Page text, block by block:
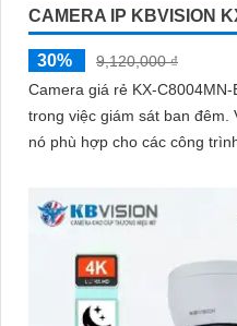
CAMERA IP KBVISION
30%
9,120,000 ₫
Camera giá rẻ KX-
trong việc giám sát ban đêm. Với khả năng hồng ngoại 40m,
nó phù hợp cho các công